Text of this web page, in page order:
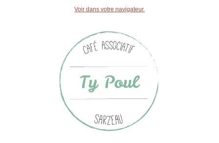
Voir dans votre navigateur.